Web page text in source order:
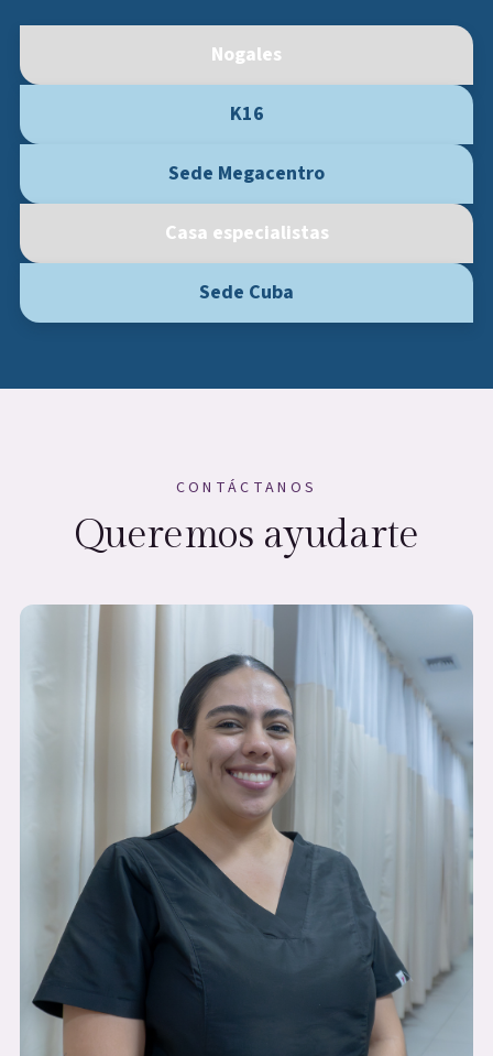
Nogales
K16
Sede Megacentro
Casa especialistas
Sede Cuba
CONTÁCTANOS
Queremos ayudarte